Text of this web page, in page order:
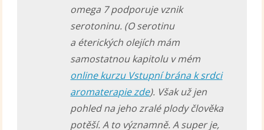
omega 7 podporuje vznik
serotoninu. (O serotinu
a éterických olejích mám
samostatnou kapitolu v mém
online kurzu Vstupní brána k srdci
aromaterapie zde). Však už jen
pohled na jeho zralé plody člověka
potěší. A to významně. A super je,